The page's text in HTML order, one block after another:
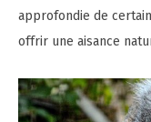
approfondie de
offrir une aisance